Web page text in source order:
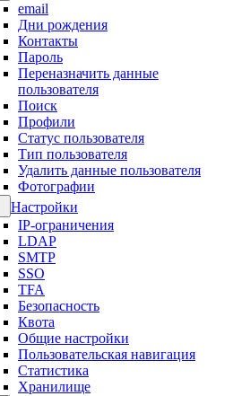
email
Дни рождения
Контакты
Пароль
Переназначить данные
пользователя
Поиск
Профили
Статус пользователя
Тип пользователя
Удалить данные пользователя
Фотографии
Настройки
IP-ограничения
LDAP
SMTP
SSO
TFA
Безопасность
Квота
Общие настройки
Пользовательская навигация
Статистика
Хранилище